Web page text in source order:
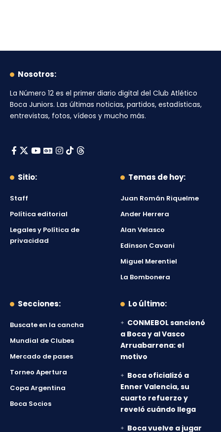
Nosotros:
La Número 12 es el primer diario digital del Club Atlético
Boca Juniors. Las últimas noticias, partidos, estadísticas,
entrevistas, fotos, vídeos y mucho más.
Sitio:
Staff
Política editorial
Legales y Política de
privacidad
Temas de hoy:
Juan Román Riquelme
Ander Herrera
Alan Velasco
Edinson Cavani
Miguel Merentiel
La Bombonera
Secciones:
Buscate en la cancha
Mundial de Clubes
Mercado de pases
Torneo Apertura
Copa Argentina
Boca Socios
Lo último:
CONMEBOL sancionó
a Boca y al Vasco
Arruabarrena: el
motivo
Boca oficializó a
Enner Valencia, su
cuarto refuerzo y
reveló cuándo llega
Boca vuelve a jugar